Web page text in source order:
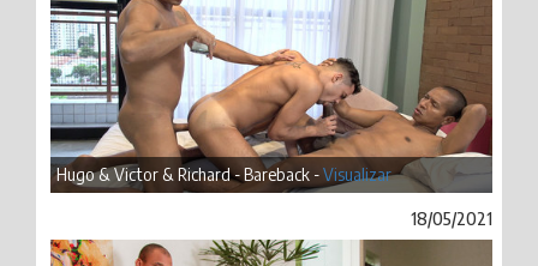
Hugo & Victor & Richard - Bareback -Visualizar
18/05/2021